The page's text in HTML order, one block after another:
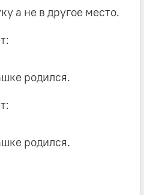
а не в другое место.
родился.
родился.